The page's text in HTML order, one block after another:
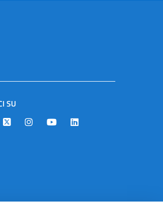
SU
Italia
TwitterInstagramYoutubeLinkedin